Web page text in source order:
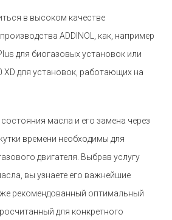
в высоком качестве
ADDINOL, как, например
для биогазовых установок или
XD для установок, работающих на
масла и его замена через
времени необходимы для
двигателя. Выбрав услугу
вы узнаете его важнейшие
рекомендованный оптимальный
для конкретного